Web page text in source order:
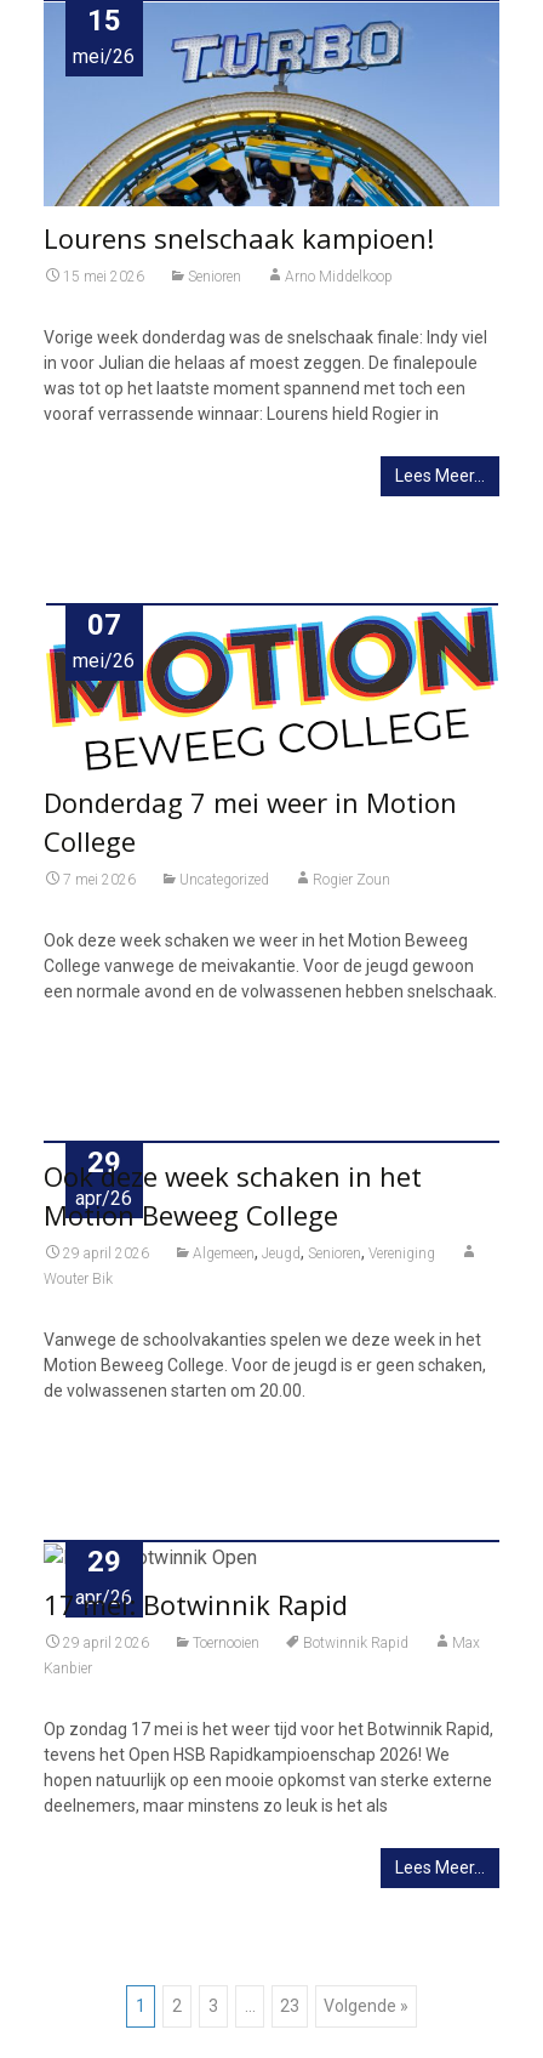
15
mei/26
Lourens snelschaak kampioen!
15 mei 2026 Senioren Arno Middelkoop
Vorige week donderdag was de snelschaak finale: Indy viel
in voor Julian die helaas af moest zeggen. De finalepoule
was tot op het laatste moment spannend met toch een
vooraf verrassende winnaar: Lourens hield Rogier in
Lees Meer…
07
mei/26
Donderdag 7 mei weer in Motion
College
7 mei 2026 Uncategorized Rogier Zoun
Ook deze week schaken we weer in het Motion Beweeg
College vanwege de meivakantie. Voor de jeugd gewoon
een normale avond en de volwassenen hebben snelschaak.
29
apr/26
Ook deze week schaken in het
Motion Beweeg College
29 april 2026 Algemeen, Jeugd, Senioren, Vereniging
Wouter Bik
Vanwege de schoolvakanties spelen we deze week in het
Motion Beweeg College. Voor de jeugd is er geen schaken,
de volwassenen starten om 20.00.
29
apr/26
17 mei: Botwinnik Rapid
29 april 2026 Toernooien Botwinnik Rapid
Max
Kanbier
Op zondag 17 mei is het weer tijd voor het Botwinnik Rapid,
tevens het Open HSB Rapidkampioenschap 2026! We
hopen natuurlijk op een mooie opkomst van sterke externe
deelnemers, maar minstens zo leuk is het als
Lees Meer…
Berichtnavigatie
1 2 3 … 23 Volgende »